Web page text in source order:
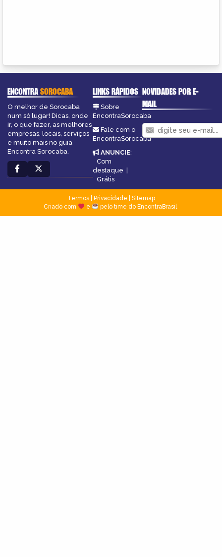
ENCONTRASOROCABA
O melhor de Sorocaba
num só lugar! Dicas, onde
ir, o que fazer, as melhores
empresas, locais, serviços
e muito mais no guia
Encontra Sorocaba.
LINKS RÁPIDOS
Sobre
EncontraSorocaba
Fale com o
EncontraSorocaba
ANUNCIE:
Com
destaque |
Grátis
NOVIDADES POR E-
MAIL
Termos| Privacidade
Sitemap
Criado com
e pelo time do EncontraBrasil